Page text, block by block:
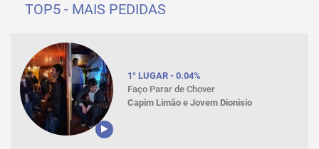
TOP5 - MAIS PEDIDAS
1° LUGAR - 0.04%
Faço Parar de Chover
Capim Limão e Jovem Dionisio